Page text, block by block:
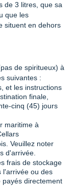
de 3 litres, que sa
que les
situent en dehors
de spiritueux) à
suivantes :
et les instructions
finale,
cinq (45) jours
maritime à
Veuillez noter
d'arrivée.
frais de stockage
l'arrivée ou des
payés directement